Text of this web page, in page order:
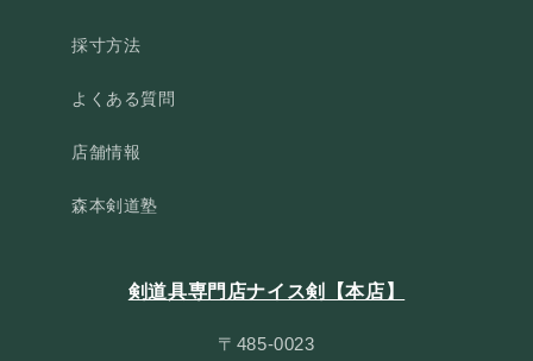
採寸方法
よくある質問
店舗情報
森本剣道塾
剣道具専門店ナイス剣【本店】
〒485-0023